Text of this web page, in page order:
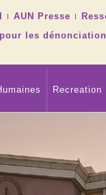
AUN Presse
les
Recreation